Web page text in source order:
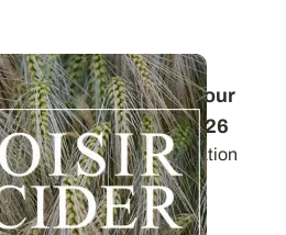
: des guides pour
au printemps 2026
en matière de fertilisation
orges...